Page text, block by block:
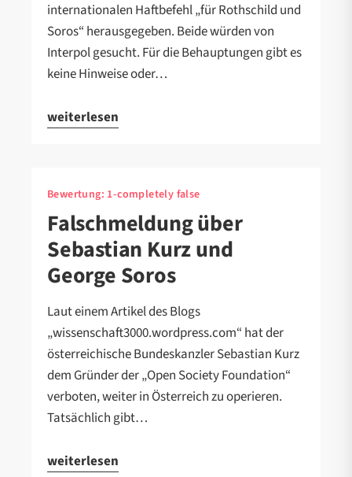
internationalen Haftbefehl „für Rothschild und
Soros“ herausgegeben. Beide würden von
Interpol gesucht. Für die Behauptungen gibt es
keine Hinweise oder…
weiterlesen
Bewertung: 1-completely false
Falschmeldung über
Sebastian Kurz und
George Soros
Laut einem Artikel des Blogs
„wissenschaft3000.wordpress.com“ hat der
österreichische Bundeskanzler Sebastian Kurz
dem Gründer der „Open Society Foundation“
verboten, weiter in Österreich zu operieren.
Tatsächlich gibt…
weiterlesen